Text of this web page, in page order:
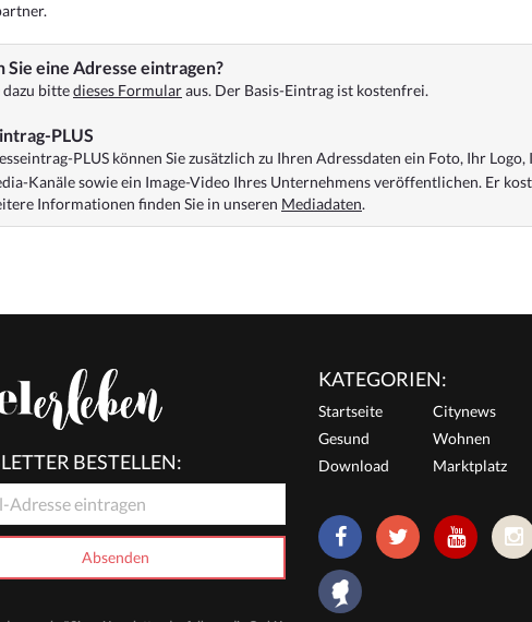
Sie eine Adresse eintragen?
dazu bittedieses Formularaus. Der Basis-Eintrag ist kostenfrei.
PLUS
PLUS können Sie zusätzlich zu Ihren Adressdaten ein Foto, Ihr
Kanäle sowie ein Image-Video Ihres Unternehmens veröffentlichen. Er
Informationen finden Sie in unseren Mediadaten.
BESTELLEN:
KATEGORIEN:
Startseite Citynews
Gesund
Wohnen
Download
Marktplatz